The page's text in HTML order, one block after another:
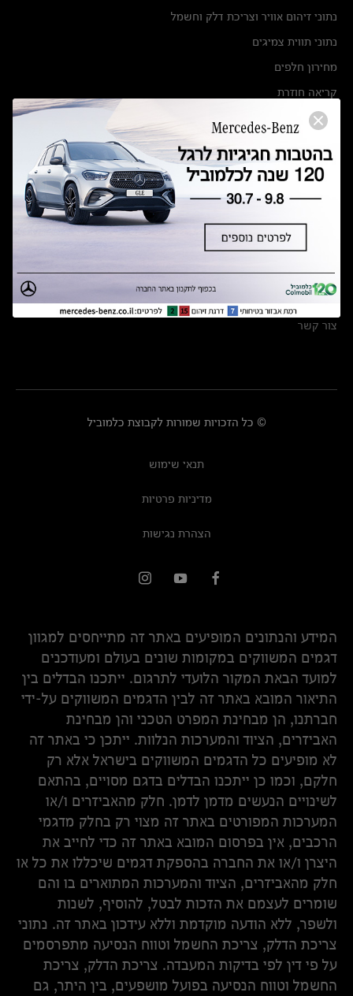
נתוני זיהום אוויר וצריכת דלק וחשמל
נתוני תווית צמיגים
מחירון חלפים
קריאה חוזרת
הודעה על הטבות לרכבי מרצדס בהסדר פשרה בתצ 56447-02-19
תקנון ימי מכירות 120 לכלמוביל
מצאו אותנו
אולמות תצוגה
מרכזי שירות
צור קשר
© כל הזכויות שמורות לקבוצת כלמוביל
תנאי שימוש
מדיניות פרטיות
הצהרת נגישות
המידע והנתונים המופיעים באתר זה מתייחסים למגוון
דגמים המשווקים במקומות שונים בעולם ומעודכנים
למועד הבאת המקור הלועדי לתרגום. ייתכנו הבדלים בין
התיאור המובא באתר זה לבין הדגמים המשווקים על-ידי
חברתנו, הן מבחינת המפרט הטכני והן מבחינת
האביזרים, הציוד והמערכות הנלוות. ייתכן כי באתר זה
לא מופיעים כל הדגמים המשווקים בישראל אלא רק
חלקם, וכמו כן ייתכנו הבדלים בדגם מסויים, בהתאם
לשינויים הנעשים מדמן לדמן. חלק מהאביזרים ו/או
המערכות המפורטים באתר זה מצוי רק בחלק מדגמי
הרכבים, אין בפרסום המובא באתר זה כדי לחייב את
היצרן ו/או את החברה בהספקת דגמים שיכללו את כל או
חלק מהאביזרים, הציוד והמערכות המתוארים בו והם
שומרים לעצמם את הזכות לבטל, להוסיף, לשנות
ולשפר, ללא הודעה מוקדמת וללא עידכון באתר זה. נתוני
צריכת הדלק, צריכת החשמל וטווח הנסיעה מתפרסמים
על פי דין לפי בדיקות המעבדה. צריכת הדלק, צריכת
החשמל וטווח הנסיעה בפועל מושפעים, בין היתר, גם